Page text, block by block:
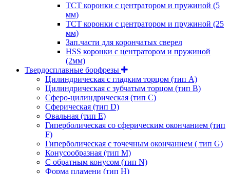
ТСТ коронки с центратором и пружиной (5
мм)
ТСТ коронки с центратором и пружиной (25
мм)
Зап.части для корончатых сверел
HSS коронки с центратором и пружиной
(2мм)
Твердосплавные борфрезы
Цилиндрическая с гладким торцом (тип А)
Цилиндрическая с зубчатым торцом (тип В)
Сферо-цилиндрическая (тип С)
Сферическая (тип D)
Овальная (тип Е)
Гиперболическая со сферическим окончанием (тип
F)
Гиперболическая с точечным окончанием ( тип G)
Конусообразная (тип М)
C обратным конусом (тип N)
Форма пламени (тип H)